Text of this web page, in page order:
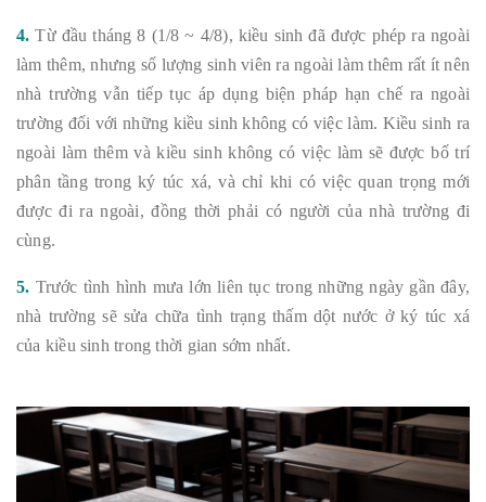
4.Từ đầu tháng 8 (1/8 ~ 4/8), kiều sinh đã được phép ra ngoài
làm thêm, nhưng số lượng sinh viên ra ngoài làm thêm rất ít nên
nhà trường vẫn tiếp tục áp dụng biện pháp hạn chế ra ngoài
trường đối với những kiều sinh không có việc làm. Kiều sinh ra
ngoài làm thêm và kiều sinh không có việc làm sẽ được bố trí
phân tầng trong ký túc xá, và chỉ khi có việc quan trọng mới
được đi ra ngoài, đồng thời phải có người của nhà trường đi
cùng.
5. Trước tình hình mưa lớn liên tục trong những ngày gần đây,
nhà trường sẽ sửa chữa tình trạng thấm dột nước ở ký túc xá
của kiều sinh trong thời gian sớm nhất.